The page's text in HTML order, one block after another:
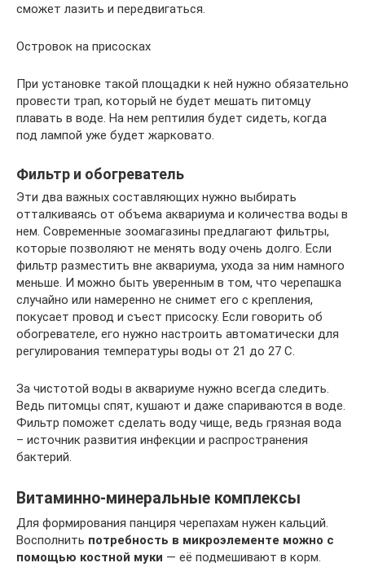
сможет лазить и передвигаться.
Островок на присосках
При установке такой площадки к ней нужно обязательно
провести трап, который не будет мешать питомцу
плавать в воде. На нем рептилия будет сидеть, когда
под лампой уже будет жарковато.
Фильтр и обогреватель
Эти два важных составляющих нужно выбирать
отталкиваясь от объема аквариума и количества воды в
нем. Современные зоомагазины предлагают фильтры,
которые позволяют не менять воду очень долго. Если
фильтр разместить вне аквариума, ухода за ним намного
меньше. И можно быть уверенным в том, что черепашка
случайно или намеренно не снимет его с крепления,
покусает провод и съест присоску. Если говорить об
обогревателе, его нужно настроить автоматически для
регулирования температуры воды от 21 до 27 С.
За чистотой воды в аквариуме нужно всегда следить.
Ведь питомцы спят, кушают и даже спариваются в воде.
Фильтр поможет сделать воду чище, ведь грязная вода
– источник развития инфекции и распространения
бактерий.
Витаминно-минеральные комплексы
Для формирования панциря черепахам нужен кальций.
Восполнить потребность в микроэлементе можно с
помощью костной муки — её подмешивают в корм.